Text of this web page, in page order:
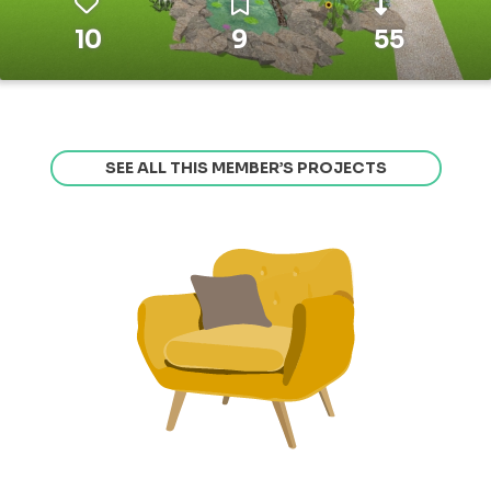
10 9 55
SEE ALL THIS MEMBER’S PROJECTS